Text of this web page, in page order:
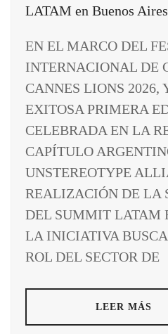
EN EL MARCO DEL
INTERNACIONAL DE
CANNES LIONS 2026,
EXITOSA PRIMERA
CELEBRADA EN LA
CAPÍTULO
UNSTEREOTYPE
REALIZACIÓN DE LA
DEL SUMMIT LATAM
LA INICIATIVA
ROL DEL SECTOR DE
LEER MÁS